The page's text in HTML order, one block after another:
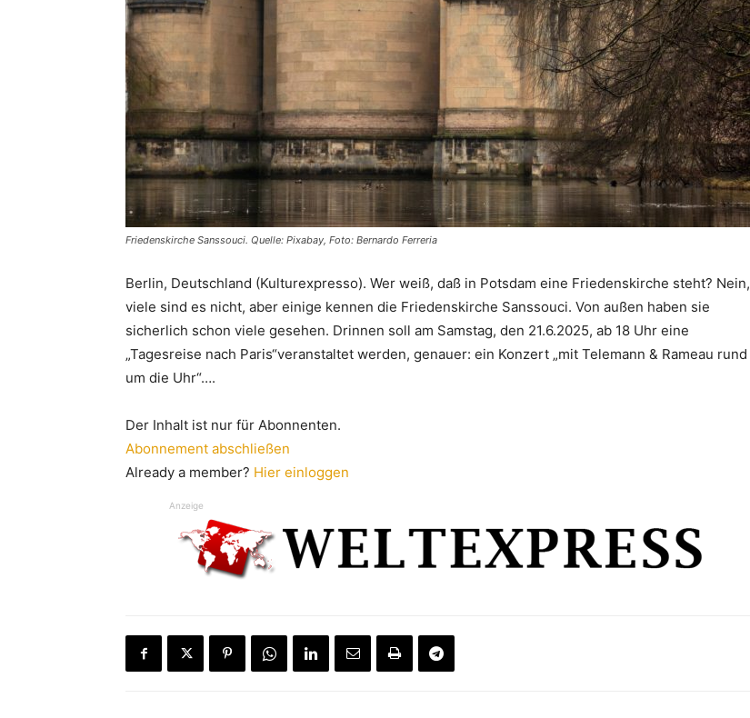
Friedenskirche Sanssouci. Quelle: Pixabay, Foto: Bernardo Ferreria
Berlin, Deutschland (Kulturexpresso). Wer weiß, daß in Potsdam eine Friedenskirche steht? Nein,
viele sind es nicht, aber einige kennen die Friedenskirche Sanssouci. Von außen haben sie
sicherlich schon viele gesehen. Drinnen soll am Samstag, den 21.6.2025, ab 18 Uhr eine
„Tagesreise nach Paris“veranstaltet werden, genauer: ein Konzert „mit Telemann & Rameau rund
um die Uhr“….
Der Inhalt ist nur für Abonnenten.
Abonnement abschließen
Already a member? Hier einloggen
Anzeige